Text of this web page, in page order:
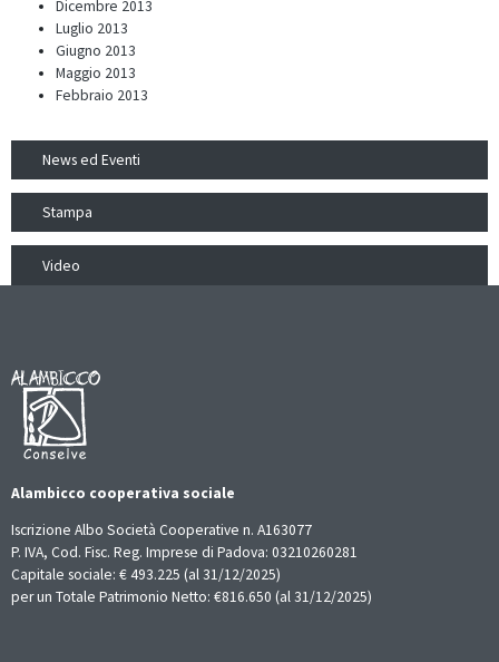
Dicembre 2013
Luglio 2013
Giugno 2013
Maggio 2013
Febbraio 2013
News ed Eventi
Stampa
Video
Alambicco cooperativa sociale
Iscrizione Albo Società Cooperative n. A163077
P. IVA, Cod. Fisc. Reg. Imprese di Padova: 03210260281
Capitale sociale: € 493.225 (al 31/12/2025)
per un Totale Patrimonio Netto: €816.650 (al 31/12/2025)